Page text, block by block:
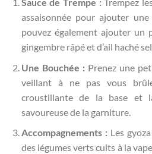
assaisonnée pour ajouter
pouvez également ajouter un
gingembre râpé et d’ail haché
Une Bouchée :Prenez une
veillant à ne pas vous
croustillante de la base et
savoureuse de la garniture.
Accompagnements :Les
des légumes verts cuits à la